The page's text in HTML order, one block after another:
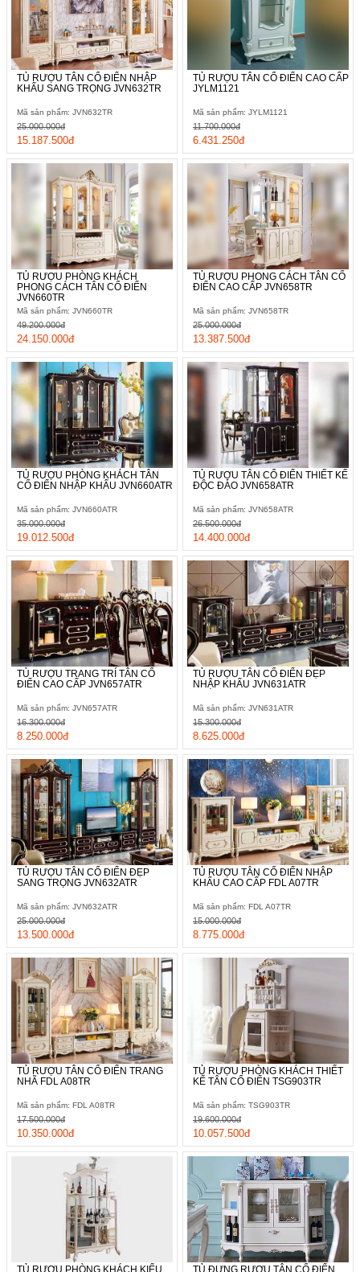
TỦ RƯỢU TÂN CỔ ĐIỂN NHẬP
KHẨU SANG TRỌNG JVN632TR
Mã sản phẩm: JVN632TR
15.187.500đ
25.000.000đ
TỦ RƯỢU TÂN CỔ ĐIỂN CAO CẤP
JYLM1121
Mã sản phẩm: JYLM1121
6.431.250đ
11.700.000đ
TỦ RƯỢU PHÒNG KHÁCH
PHONG CÁCH TÂN CỔ ĐIỂN
JVN660TR
Mã sản phẩm: JVN660TR
24.150.000đ
49.200.000đ
TỦ RƯỢU PHONG CÁCH TÂN CỔ
ĐIỂN CAO CẤP JVN658TR
Mã sản phẩm: JVN658TR
13.387.500đ
25.000.000đ
TỦ RƯỢU PHÒNG KHÁCH TÂN
CỔ ĐIỂN NHẬP KHẨU JVN660ATR
Mã sản phẩm: JVN660ATR
19.012.500đ
35.000.000đ
TỦ RƯỢU TÂN CỔ ĐIỂN THIẾT KẾ
ĐỘC ĐÁO JVN658ATR
Mã sản phẩm: JVN658ATR
14.400.000đ
26.500.000đ
TỦ RƯỢU TRANG TRÍ TÂN CỔ
ĐIỂN CAO CẤP JVN657ATR
Mã sản phẩm: JVN657ATR
8.250.000đ
16.300.000đ
TỦ RƯỢU TÂN CỔ ĐIỂN ĐẸP
NHẬP KHẨU JVN631ATR
Mã sản phẩm: JVN631ATR
8.625.000đ
15.300.000đ
TỦ RƯỢU TÂN CỔ ĐIỂN ĐẸP
SANG TRỌNG JVN632ATR
Mã sản phẩm: JVN632ATR
13.500.000đ
25.000.000đ
TỦ RƯỢU TÂN CỔ ĐIỂN NHẬP
KHẨU CAO CẤP FDL A07TR
Mã sản phẩm: FDL A07TR
8.775.000đ
15.000.000đ
TỦ RƯỢU TÂN CỔ ĐIỂN TRANG
NHÃ FDL A08TR
Mã sản phẩm: FDL A08TR
10.350.000đ
17.500.000đ
TỦ RƯỢU PHÒNG KHÁCH THIẾT
KẾ TÂN CỔ ĐIỂN TSG903TR
Mã sản phẩm: TSG903TR
10.057.500đ
19.600.000đ